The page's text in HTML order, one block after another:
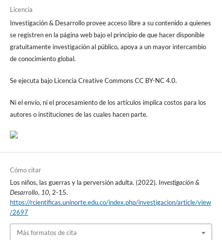
Licencia
Investigación & Desarrollo provee acceso libre a su contenido a quienes
se registren en la página web bajo el principio de que hacer disponible
gratuitamente investigación al público, apoya a un mayor intercambio
de conocimiento global.
Se ejecuta bajo Licencia Creative Commons CC BY-NC 4.0.
Ni el envío, ni el procesamiento de los artículos implica costos para los
autores o instituciones de las cuales hacen parte.
Cómo citar
Los niños, las guerras y la perversión adulta. (2022). Investigación &
Desarrollo, 10, 2-15.
https://rcientificas.uninorte.edu.co/index.php/investigacion/article/view
/2697
Más formatos de cita